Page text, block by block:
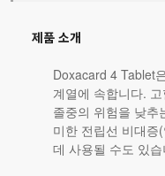
제품 소개
Doxacard 4 Tablet
계열에 속합니다.
졸중의 위험을 낮추
미한 전립선 비대증
데 사용될 수도 있